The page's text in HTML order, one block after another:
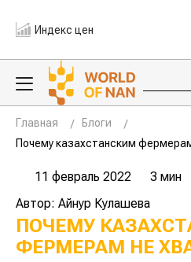
Индекс цен
Главная
Блоги
Почему казахстанским
11 февраль 2022 3 мин
Автор: Айнур Кулашева
ПОЧЕМУ
ФЕРМЕРАМ НЕ